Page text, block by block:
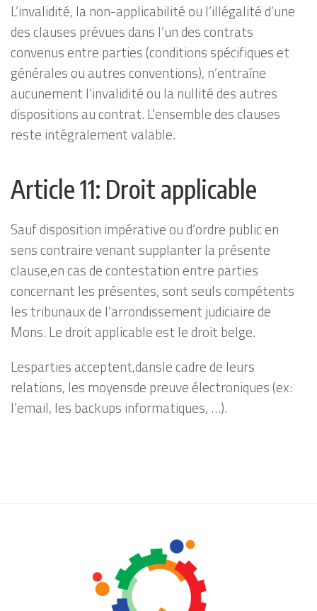
L’invalidité, la non-applicabilité ou l’illégalité d’une
des clauses prévues dans l’un des contrats
convenus entre parties (conditions spécifiques et
générales ou autres conventions), n’entraîne
aucunement l’invalidité ou la nullité des autres
dispositions au contrat. L’ensemble des clauses
reste intégralement valable.
Article 11: Droit applicable
Sauf disposition impérative ou d’ordre public en
sens contraire venant supplanter la présente
clause,en cas de contestation entre parties
concernant les présentes, sont seuls compétents
les tribunaux de l’arrondissement judiciaire de
Mons. Le droit applicable est le droit belge.
Lesparties acceptent,dansle cadre de leurs
relations, les moyensde preuve électroniques (ex:
l’email, les backups informatiques, …).